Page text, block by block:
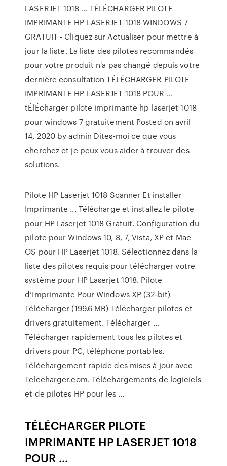
LASERJET 1018 … TÉLÉCHARGER PILOTE
IMPRIMANTE HP LASERJET 1018 WINDOWS 7
GRATUIT - Cliquez sur Actualiser pour mettre à
jour la liste. La liste des pilotes recommandés
pour votre produit n'a pas changé depuis votre
dernière consultation TÉLÉCHARGER PILOTE
IMPRIMANTE HP LASERJET 1018 POUR ...
tÉlÉcharger pilote imprimante hp laserjet 1018
pour windows 7 gratuitement Posted on avril
14, 2020 by admin Dites-moi ce que vous
cherchez et je peux vous aider à trouver des
solutions.
Pilote HP Laserjet 1018 Scanner Et installer
Imprimante ... Télécharge et installez le pilote
pour HP Laserjet 1018 Gratuit. Configuration du
pilote pour Windows 10, 8, 7, Vista, XP et Mac
OS pour HP Laserjet 1018. Sélectionnez dans la
liste des pilotes requis pour télécharger votre
système pour HP Laserjet 1018. Pilote
d’Imprimante Pour Windows XP (32-bit) –
Télécharger (199.6 MB) Télécharger pilotes et
drivers gratuitement. Télécharger ...
Télécharger rapidement tous les pilotes et
drivers pour PC, téléphone portables.
Téléchargement rapide des mises à jour avec
Telecharger.com. Téléchargements de logiciels
et de pilotes HP pour les ...
TÉLÉCHARGER PILOTE
IMPRIMANTE HP LASERJET 1018
POUR ...